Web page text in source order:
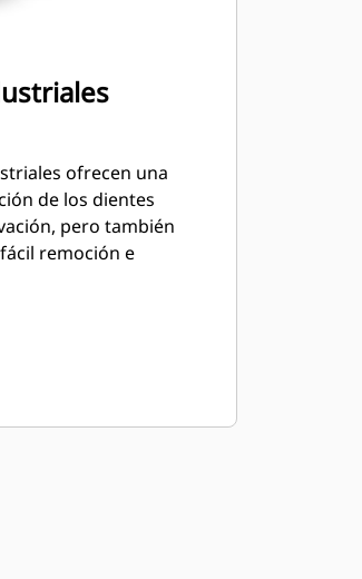
ofrecen una
de los dientes
pero también
remoción e